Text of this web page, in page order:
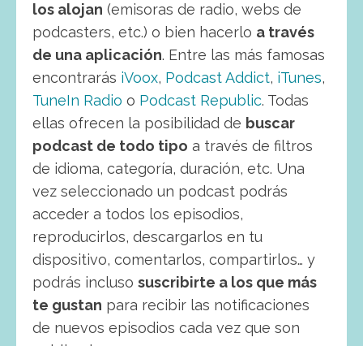
los alojan (emisoras de radio, webs de
podcasters, etc.) o bien hacerlo a través
de una aplicación. Entre las más famosas
encontrarás iVoox, Podcast Addict, iTunes,
TuneIn Radio o Podcast Republic. Todas
ellas ofrecen la posibilidad de buscar
podcast de todo tipo a través de filtros
de idioma, categoría, duración, etc. Una
vez seleccionado un podcast podrás
acceder a todos los episodios,
reproducirlos, descargarlos en tu
dispositivo, comentarlos, compartirlos… y
podrás incluso suscribirte a los que más
te gustan para recibir las notificaciones
de nuevos episodios cada vez que son